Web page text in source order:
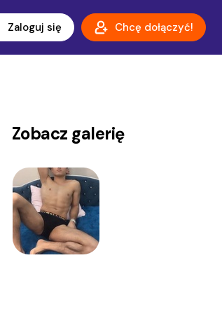
Zaloguj się Chcę dołączyć!
Zobacz galerię